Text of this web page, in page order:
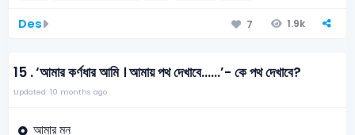
Des 7 1.9k
15 .‘আমার কর্ণধার আমি । আমায় পথ দেখাবে......’- কে পথ দেখাবে?
Updated: 10 months ago
আমার মন